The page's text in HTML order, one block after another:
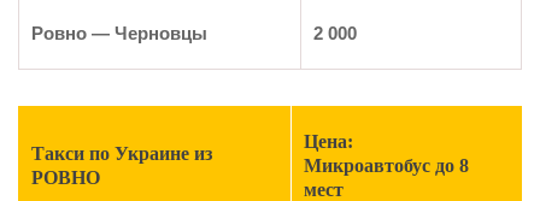
Ровно — Черновцы 2 000
Такси по Украине из
РОВНО
Цена:
Микроавтобус до 8
мест